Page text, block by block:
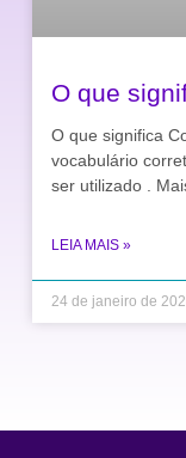
O que
O que significa
vocabulário
ser utilizado .
LEIA MAIS »
24 de janeiro de